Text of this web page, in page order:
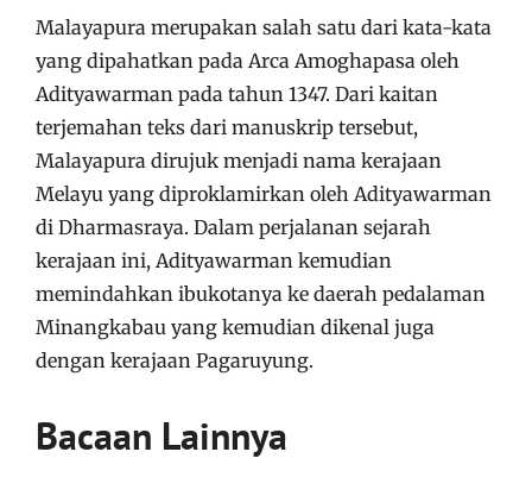
Malayapura merupakan salah satu dari kata-kata
yang dipahatkan pada Arca Amoghapasa oleh
Adityawarman pada tahun 1347. Dari kaitan
terjemahan teks dari manuskrip tersebut,
Malayapura dirujuk menjadi nama kerajaan
Melayu yang diproklamirkan oleh Adityawarman
di Dharmasraya. Dalam perjalanan sejarah
kerajaan ini, Adityawarman kemudian
memindahkan ibukotanya ke daerah pedalaman
Minangkabau yang kemudian dikenal juga
dengan kerajaan Pagaruyung.
Bacaan Lainnya